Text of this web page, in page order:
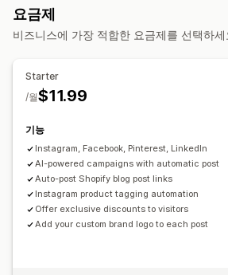
맞춤 설정
동영상 편집
동영상 템플릿 동영상 배경
요금제
비즈니스에 가장 적합한 요금제를 선택하세
Starter
$11.99
/월
기능
Instagram, Facebook, Pinterest, LinkedIn
AI-powered campaigns with automatic post
Auto-post Shopify blog post links
Instagram product tagging automation
Offer exclusive discounts to visitors
Add your custom brand logo to each post